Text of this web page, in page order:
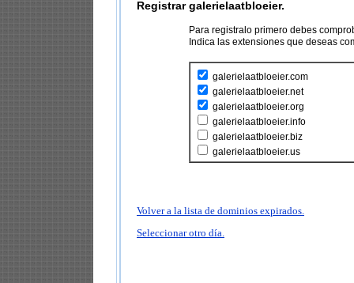
Registrar galerielaatbloeier.
Para registralo primero debes
Indica las extensiones que deseas
galerielaatbloeier.com
galerielaatbloeier.net
galerielaatbloeier.org
galerielaatbloeier.info
galerielaatbloeier.biz
galerielaatbloeier.us
Volver a la lista de dominios expirados.
Seleccionar otro día.